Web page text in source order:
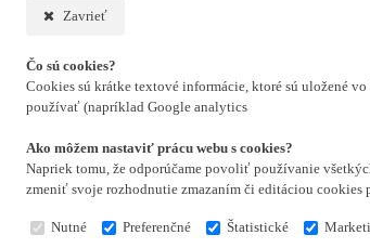
Zavrieť
Čo sú cookies?
Cookies sú krátke textové informácie, ktoré sú uložené
používať (napríklad Google analytics
Ako môžem nastaviť prácu webu s cookies?
Napriek tomu, že odporúčame povoliť používanie
zmeniť svoje rozhodnutie zmazaním či editáciou cookies
Nutné Preferenčné Štatistické